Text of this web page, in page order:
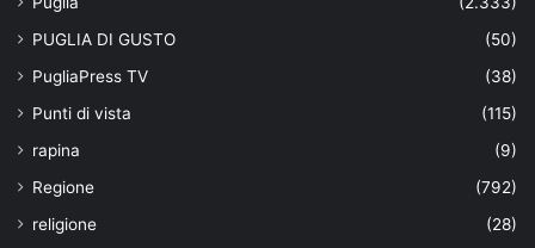
PUGLIA DI GUSTO
(50)
PugliaPress TV
(38)
Punti di vista
(115)
rapina
(9)
Regione
(792)
religione
(28)